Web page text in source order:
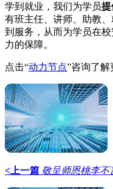
学到就业，我们为学员提
有班主任、讲师、助教
到服务，从而为学员在
力的保障。
点击“动力节点”咨询了解
<上一篇 敬呈师恩桃李不